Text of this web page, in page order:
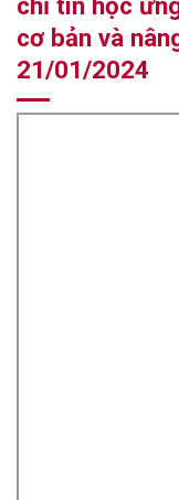
cơ bản và
21/01/2024